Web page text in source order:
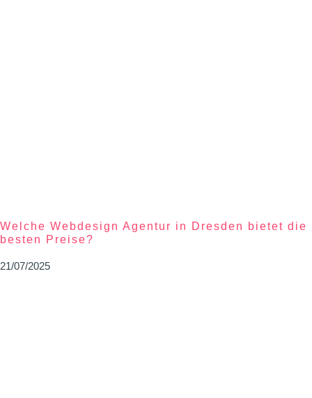
Welche Webdesign Agentur in Dresden bietet die
besten Preise?
21/07/2025